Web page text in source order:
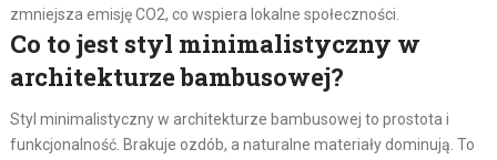
zmniejsza emisję CO2, co wspiera lokalne społeczności.
Co to jest styl minimalistyczny w
architekturze bambusowej?
Styl minimalistyczny w architekturze bambusowej to prostota i
funkcjonalność. Brakuje ozdób, a naturalne materiały dominują. To